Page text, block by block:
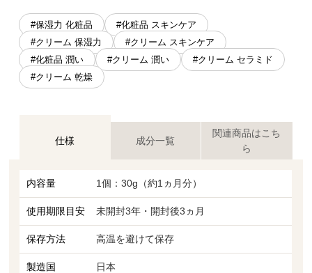
#保湿力 化粧品
#化粧品 スキンケア
#クリーム 保湿力
#クリーム スキンケア
#化粧品 潤い
#クリーム 潤い
#クリーム セラミド
#クリーム 乾燥
仕様 成分一覧
関連商品はこち
ら
内容量 1個：30g（約1ヵ月分）
使用期限目安 未開封3年・開封後3ヵ月
保存方法 高温を避けて保存
製造国 日本